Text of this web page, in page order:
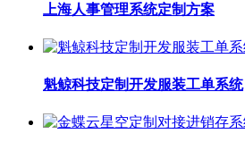
上海人事管理系统定制方案
魁鲸科技定制开发服装工单系统